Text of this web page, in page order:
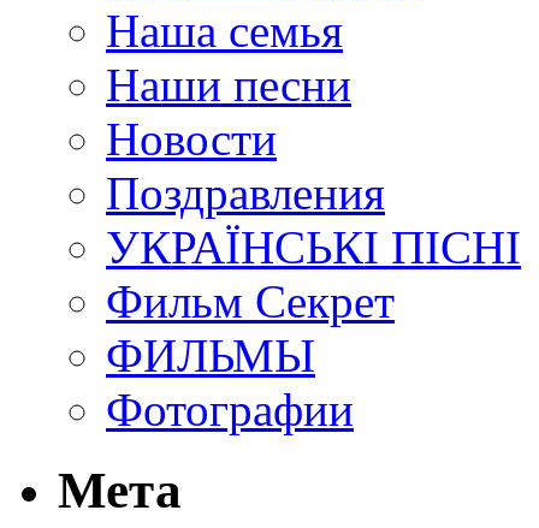
Наша семья
Наши песни
Новости
Поздравления
УКРАЇНСЬКI ПIСНI
Фильм Секрет
ФИЛЬМЫ
Фотографии
Мета